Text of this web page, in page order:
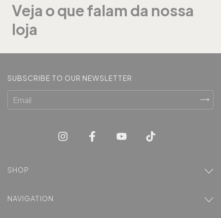
Veja o que falam da nossa
loja
SUBSCRIBE TO OUR NEWSLETTER
SHOP
NAVIGATION